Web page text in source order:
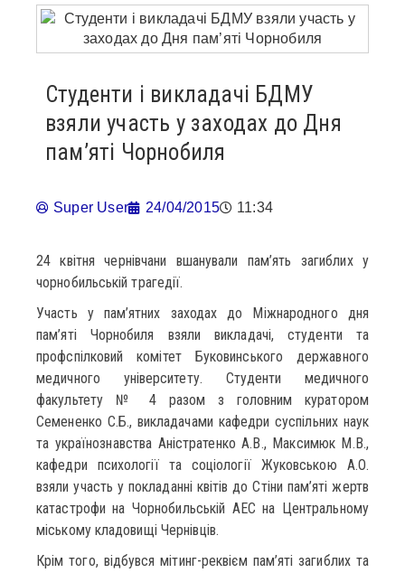
Студенти і викладачі БДМУ
взяли участь у заходах до Дня
пам’яті Чорнобиля
Super User 24/04/2015 11:34
24 квітня чернівчани вшанували пам’ять загиблих у
чорнобильській трагедії.
Участь у пам’ятних заходах до Міжнародного дня
пам’яті Чорнобиля взяли викладачі, студенти та
профспілковий комітет Буковинського державного
медичного університету. Студенти медичного
факультету № 4 разом з головним куратором
Семененко С.Б., викладачами кафедри суспільних наук
та українознавства Аністратенко А.В., Максимюк М.В.,
кафедри психології та соціології Жуковською А.О.
взяли участь у покладанні квітів до Стіни пам’яті жертв
катастрофи на Чорнобильській АЕС на Центральному
міському кладовищі Чернівців.
Крім того, відбувся мітинг-реквієм пам’яті загиблих та